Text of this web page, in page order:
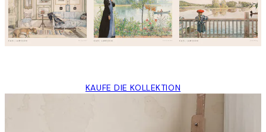
KAUFE DIE KOLLEKTION